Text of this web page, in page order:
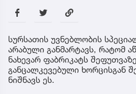
სურსათის უვნებლობის
არაბული განმარტავს, რატომ
ნახევარ ფაბრიკატს
განცალკევებული ხორცისგან
ნიშნავს ეს.